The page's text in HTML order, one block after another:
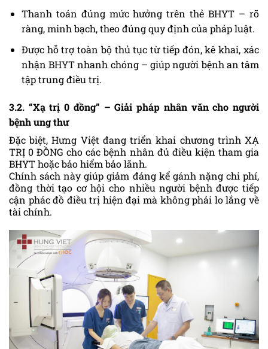
Thanh toán đúng mức hưởng trên thẻ BHYT – rõ
ràng, minh bạch, theo đúng quy định của pháp luật.
Được hỗ trợ toàn bộ thủ tục từ tiếp đón, kê khai, xác
nhận BHYT nhanh chóng – giúp người bệnh an tâm
tập trung điều trị.
3.2. “Xạ trị 0 đồng” – Giải pháp nhân văn cho người
bệnh ung thư
Đặc biệt, Hưng Việt đang triển khai chương trình XẠ
TRỊ 0 ĐỒNG cho các bệnh nhân đủ điều kiện tham gia
BHYT hoặc bảo hiểm bảo lãnh.
Chính sách này giúp giảm đáng kể gánh nặng chi phí,
đồng thời tạo cơ hội cho nhiều người bệnh được tiếp
cận phác đồ điều trị hiện đại mà không phải lo lắng về
tài chính.